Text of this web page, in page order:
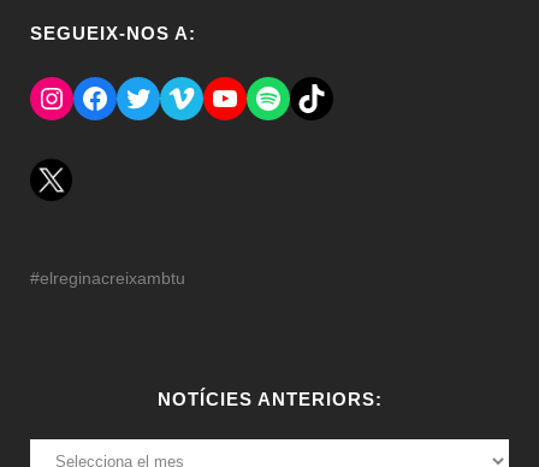
SEGUEIX-NOS A:
Instagram
Facebook
TwitterVimeoYouTube
SpotifyEl Tik Tok del Regina.
#elreginacreixambtu
NOTÍCIES ANTERIORS:
NOTÍCIES